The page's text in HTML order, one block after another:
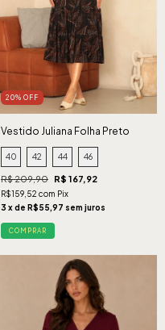
20% OFF
Vestido Juliana Folha Preto
40 42 44 46
R$ 209,90 R$ 167,92
R$159,52 com Pix
3 x de R$55,97 sem juros
COMPRAR